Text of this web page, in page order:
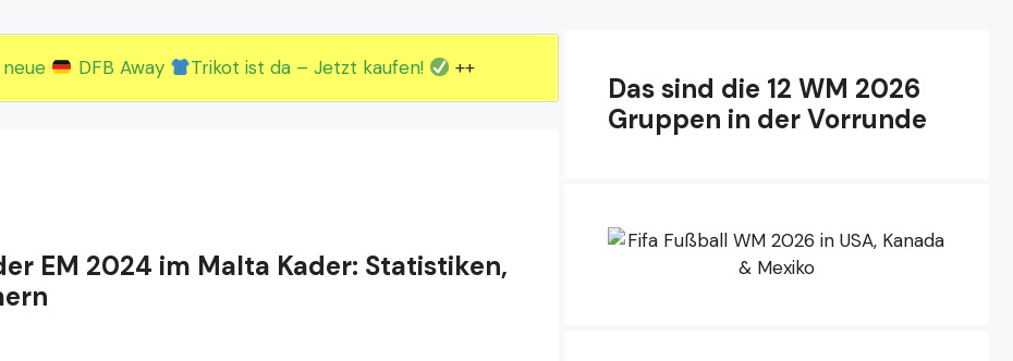
DFB Away Trikot ist da – Jetzt kaufen! ++
EM 2024 im Malta Kader: Statistiken,
Das sind die 12 WM 2026
Gruppen in der Vorrunde